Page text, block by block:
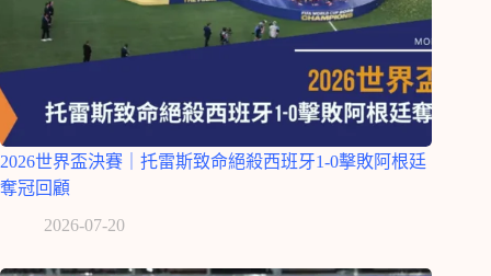
2026世界盃決賽｜托雷斯致命絕殺西班牙1-0擊敗阿根廷
奪冠回顧
2026-07-20